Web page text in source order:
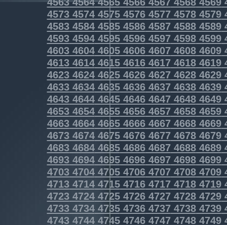
4573457445754576457745784579
4583458445854586458745884589
4593459445954596459745984599
4603460446054606460746084609
4613461446154616461746184619
4623462446254626462746284629
4633463446354636463746384639
4643464446454646464746484649
4653465446554656465746584659
4663466446654666466746684669
4673467446754676467746784679
4683468446854686468746884689
4693469446954696469746984699
4703470447054706470747084709
4713471447154716471747184719
4723472447254726472747284729
4733473447354736473747384739
4743474447454746474747484749